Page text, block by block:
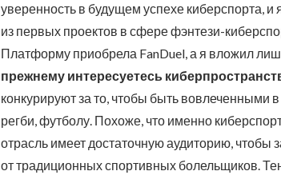
уверенность в будущем успехе киберспорта,
из первых проектов в сфере фэнтези-
Платформу приобрела FanDuel, а я вложил
прежнему интересуетесь
конкурируют за то, чтобы быть вовлеченными
регби, футболу. Похоже, что именно
отрасль имеет достаточную аудиторию, чтобы
от традиционных спортивных болельщиков.